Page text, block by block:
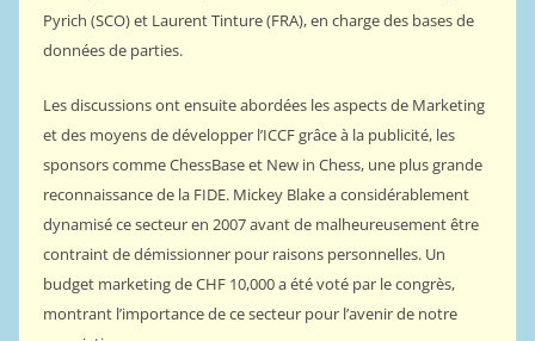
Pyrich (SCO) et Laurent Tinture (FRA), en charge des bases de
données de parties.
Les discussions ont ensuite abordées les aspects de Marketing
et des moyens de développer l’ICCF grâce à la publicité, les
sponsors comme ChessBase et New in Chess, une plus grande
reconnaissance de la FIDE. Mickey Blake a considérablement
dynamisé ce secteur en 2007 avant de malheureusement être
contraint de démissionner pour raisons personnelles. Un
budget marketing de CHF 10,000 a été voté par le congrès,
montrant l’importance de ce secteur pour l’avenir de notre